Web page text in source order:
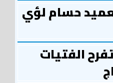
حسام لؤي
الفتيات